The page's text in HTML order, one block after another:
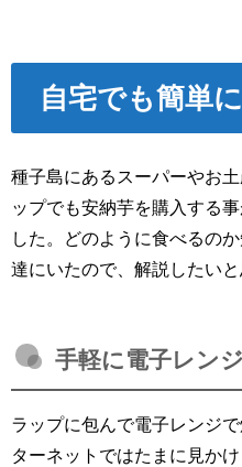
自宅でも簡単
種子島にあるスーパーやお
ップでも安納芋を購入する
した。どのように食べるの
達にいたので、解説したいと
手軽に電子レン
ラップに包んで電子レンジ
ターネットではたまに見か